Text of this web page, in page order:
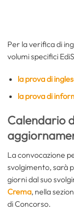
Per la verifica di
volumi specifici
la prova di
la prova di
Calendario
La convocazione
svolgimento, sarà
giorni dal suo
Crema, nella
di Concorso.